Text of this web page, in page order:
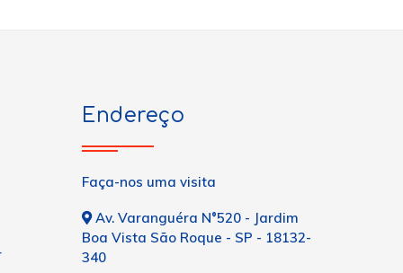
Endereço
Faça-nos uma visita
Av. Varanguéra N°520 - Jardim
Boa Vista São Roque - SP - 18132-
340